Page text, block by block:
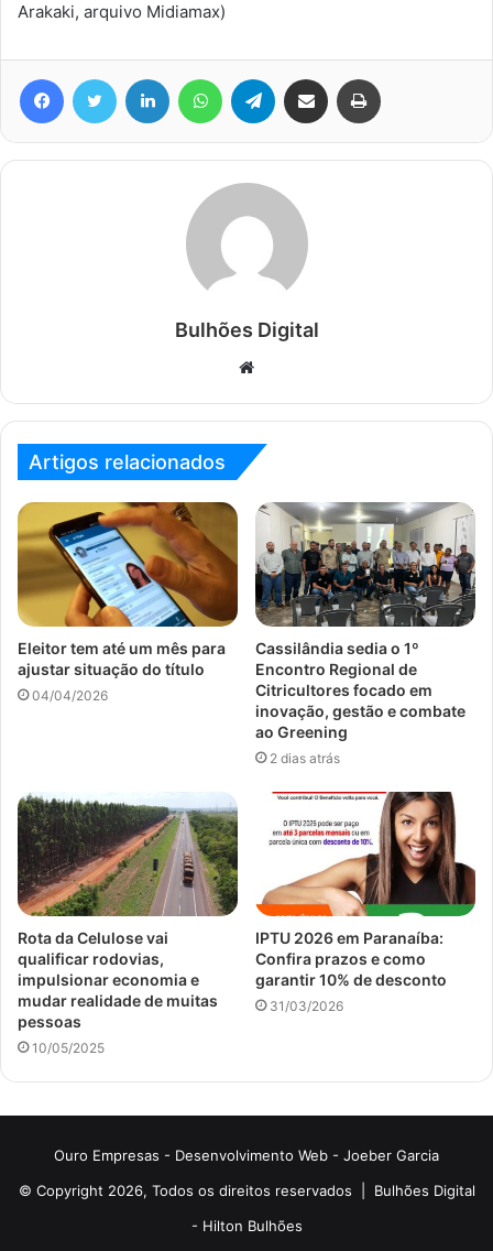
Arakaki, arquivo Midiamax)
FacebookTwitter Linkedin WhatsAppTelegram Compartilhar via e-mail
Bulhões Digital
Website
Artigos relacionados
Eleitor tem até um mês para
ajustar situação do título
04/04/2026
Cassilândia sedia o 1º
Encontro Regional de
Citricultores focado em
inovação, gestão e combate
ao Greening
2 dias atrás
Rota da Celulose vai
qualificar rodovias,
impulsionar economia e
mudar realidade de muitas
pessoas
10/05/2025
IPTU 2026 em Paranaíba:
Confira prazos e como
garantir 10% de desconto
31/03/2026
Ouro Empresas - Desenvolvimento Web - Joeber Garcia
© Copyright 2026, Todos os direitos reservados | Bulhões Digital
- Hilton Bulhões